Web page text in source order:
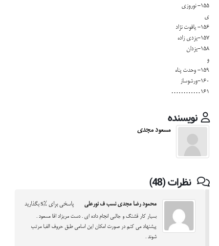
۱۵۵- نوروزی
ی
۱۵۶- یاقوت نژاد
۱۵۷-یزدی زاده
۱۵۸-یزدان
و
۱۵۹- وحدت پناه
۱۶۰-ورشوساز
۱۶۱…………
نویسنده
مسعود مجدی
نظرات (48)
محمود رضا مجدی نسب ف نورعلی پاسخی برای %s بگذارید
بسیار کار قشنگ و جالبی انجام داده ای . دست مریزاد اقا مسعود .
پیشنهاد می کنم در صورت امکان این اسامی طبق حروف الفبا مرتب
شوند .